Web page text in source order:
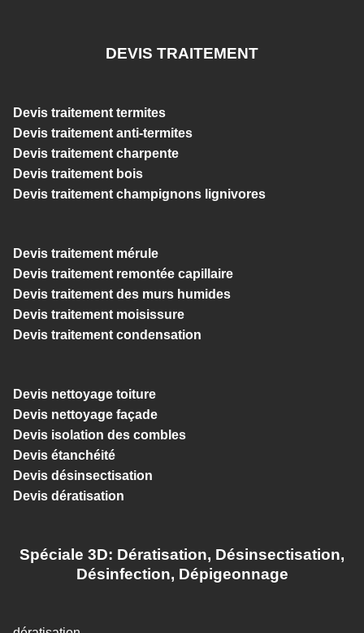
DEVIS TRAITEMENT
Devis traitement termites
Devis traitement anti-termites
Devis traitement charpente
Devis traitement bois
Devis traitement champignons lignivores
Devis traitement mérule
Devis traitement remontée capillaire
Devis traitement des murs humides
Devis traitement moisissure
Devis traitement condensation
Devis nettoyage toiture
Devis nettoyage façade
Devis isolation des combles
Devis étanchéité
Devis désinsectisation
Devis dératisation
Spéciale 3D: Dératisation, Désinsectisation,
Désinfection, Dépigeonnage